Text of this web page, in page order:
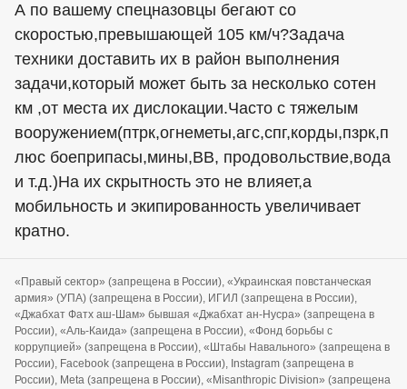
А по вашему спецназовцы бегают со
скоростью,превышающей 105 км/ч?Задача
техники доставить их в район выполнения
задачи,который может быть за несколько сотен
км ,от места их дислокации.Часто с тяжелым
вооружением(птрк,огнеметы,агс,спг,корды,пзрк,п
люс боеприпасы,мины,ВВ, продовольствие,вода
и т.д.)На их скрытность это не влияет,а
мобильность и экипированность увеличивает
кратно.
«Правый сектор» (запрещена в России), «Украинская повстанческая
армия» (УПА) (запрещена в России), ИГИЛ (запрещена в России),
«Джабхат Фатх аш-Шам» бывшая «Джабхат ан-Нусра» (запрещена в
России), «Аль-Каида» (запрещена в России), «Фонд борьбы с
коррупцией» (запрещена в России), «Штабы Навального» (запрещена в
России), Facebook (запрещена в России), Instagram (запрещена в
России), Meta (запрещена в России), «Misanthropic Division» (запрещена